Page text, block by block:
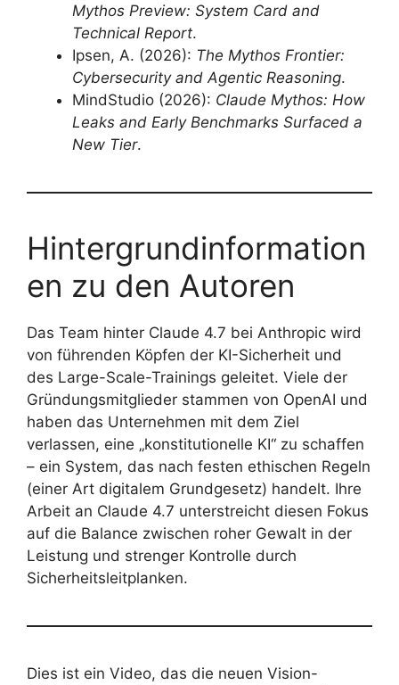
Mythos Preview: System Card and
Technical Report.
Ipsen, A. (2026): The Mythos Frontier:
Cybersecurity and Agentic Reasoning.
MindStudio (2026): Claude Mythos: How
Leaks and Early Benchmarks Surfaced a
New Tier.
Hintergrundinformation
en zu den Autoren
Das Team hinter Claude 4.7 bei Anthropic wird
von führenden Köpfen der KI-Sicherheit und
des Large-Scale-Trainings geleitet. Viele der
Gründungsmitglieder stammen von OpenAI und
haben das Unternehmen mit dem Ziel
verlassen, eine „konstitutionelle KI“ zu schaffen
– ein System, das nach festen ethischen Regeln
(einer Art digitalem Grundgesetz) handelt. Ihre
Arbeit an Claude 4.7 unterstreicht diesen Fokus
auf die Balance zwischen roher Gewalt in der
Leistung und strenger Kontrolle durch
Sicherheitsleitplanken.
Dies ist ein Video, das die neuen Vision-